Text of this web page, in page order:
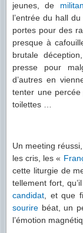
jeunes, de
l’entrée du hall du
portes pour des
presque à
brutale
presse pour
d’autres en
tenter une
toilettes …
Un meeting
les cris, les «
cette liturgie de
tellement fort,
candidat , et que
sourire béat, un
l’émotion